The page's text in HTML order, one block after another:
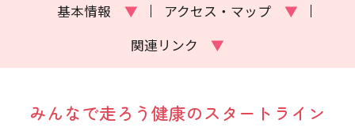
基本情報 ▼ アクセス・マップ
▼
関連リンク
▼
みんなで走ろう健康のスタートライン